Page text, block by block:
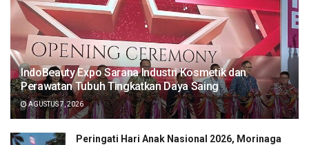
IndoBeauty Expo Sarana Industri Kosmetik dan
Perawatan Tubuh Tingkatkan Daya Saing
AGUSTUS 7, 2026
Peringati Hari Anak Nasional 2026, Morinaga